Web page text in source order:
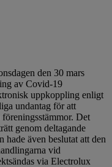
den 30 mars
av Covid-19
uppkoppling enligt
undantag för att
Det
genom deltagande
hade även beslutat att den
vid
via Electrolux